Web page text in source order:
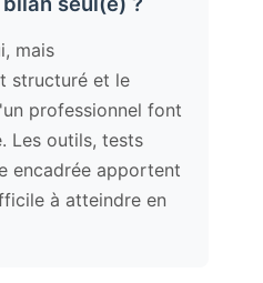
mais
structuré et le
professionnel font
Les outils, tests
encadrée apportent
à atteindre en